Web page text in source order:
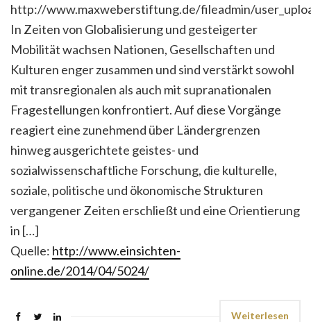
http://www.maxweberstiftung.de/fileadmin/
In Zeiten von Globalisierung und gesteigerter
Mobilität wachsen Nationen, Gesellschaften und
Kulturen enger zusammen und sind verstärkt sowohl
mit transregionalen als auch mit supranationalen
Fragestellungen konfrontiert. Auf diese Vorgänge
reagiert eine zunehmend über Ländergrenzen
hinweg ausgerichtete geistes- und
sozialwissenschaftliche Forschung, die kulturelle,
soziale, politische und ökonomische Strukturen
vergangener Zeiten erschließt und eine Orientierung
in […]
Quelle: http://www.einsichten-
online.de/2014/04/5024/
Weiterlesen